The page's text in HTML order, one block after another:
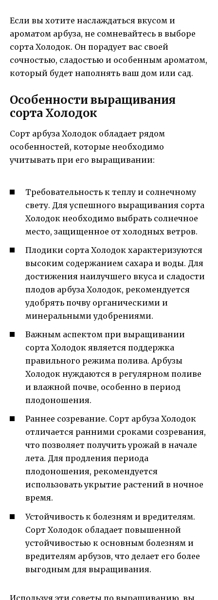
Если вы хотите наслаждаться вкусом и
ароматом арбуза, не сомневайтесь в выборе
сорта Холодок. Он порадует вас своей
сочностью, сладостью и особенным ароматом,
который будет наполнять ваш дом или сад.
Особенности выращивания
сорта Холодок
Сорт арбуза Холодок обладает рядом
особенностей, которые необходимо
учитывать при его выращивании:
Требовательность к теплу и солнечному
свету. Для успешного выращивания сорта
Холодок необходимо выбрать солнечное
место, защищенное от холодных ветров.
Плодики сорта Холодок характеризуются
высоким содержанием сахара и воды. Для
достижения наилучшего вкуса и сладости
плодов арбуза Холодок, рекомендуется
удобрять почву органическими и
минеральными удобрениями.
Важным аспектом при выращивании
сорта Холодок является поддержка
правильного режима полива. Арбузы
Холодок нуждаются в регулярном поливе
и влажной почве, особенно в период
плодоношения.
Раннее созревание. Сорт арбуза Холодок
отличается ранними сроками созревания,
что позволяет получить урожай в начале
лета. Для продления периода
плодоношения, рекомендуется
использовать укрытие растений в ночное
время.
Устойчивость к болезням и вредителям.
Сорт Холодок обладает повышенной
устойчивостью к основным болезням и
вредителям арбузов, что делает его более
выгодным для выращивания.
Используя эти советы по выращиванию, вы